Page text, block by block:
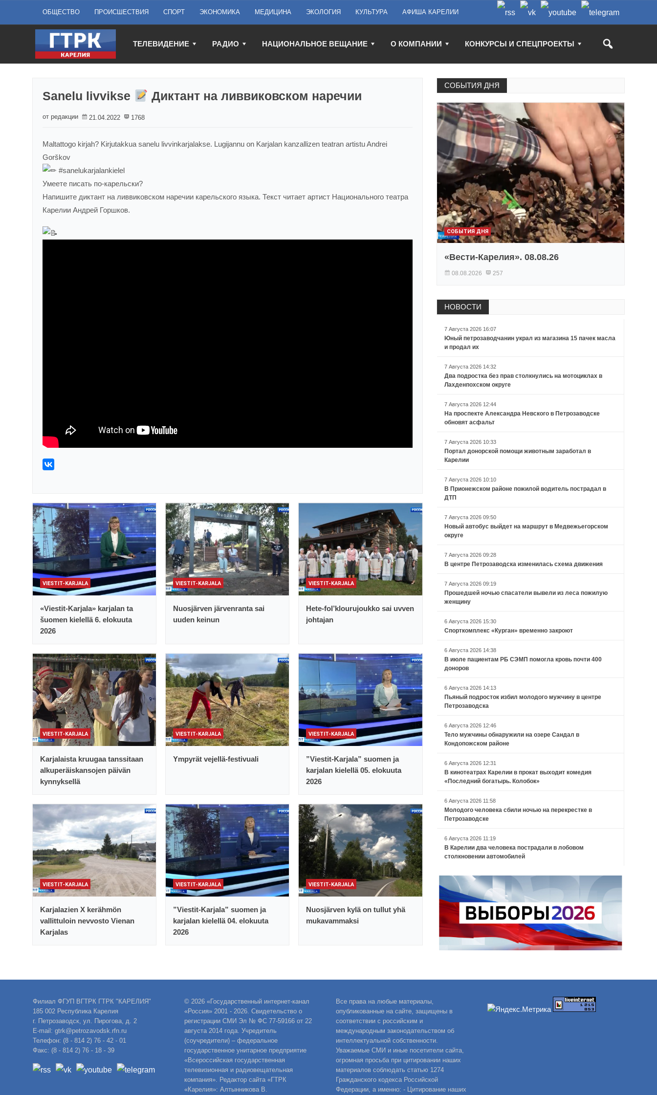
ОБЩЕСТВО ПРОИСШЕСТВИЯ СПОРТ ЭКОНОМИКА МЕДИЦИНА ЭКОЛОГИЯ КУЛЬТУРА АФИША КАРЕЛИИ
ТЕЛЕВИДЕНИЕ РАДИО НАЦИОНАЛЬНОЕ ВЕЩАНИЕ О КОМПАНИИ КОНКУРСЫ И СПЕЦПРОЕКТЫ
Sanelu livvikse Диктант на ливвиковском наречии
от редакции 21.04.2022 1768
Maltattogo kirjah? Kirjutakkua sanelu livvinkarjalakse. Lugijannu on Karjalan kanzallizen teatran artistu Andrei
Gorškov
#sanelukarjalankielel
Умеете писать по-карельски?
Напишите диктант на ливвиковском наречии карельского языка. Текст читает артист Национального театра
Карелии Андрей Горшков.
VIESTIT-KARJALA
«Viestit-Karjala» karjalan ta
šuomen kielellä 6. elokuuta
2026
VIESTIT-KARJALA
Nuosjärven järvenranta sai
uuden keinun
VIESTIT-KARJALA
Hete-fol’klourujoukko sai uvven
johtajan
VIESTIT-KARJALA
Karjalaista kruugaa tanssitaan
alkuperäiskansojen päivän
kynnyksellä
VIESTIT-KARJALA
Ympyrät vejellä-festivuali
VIESTIT-KARJALA
”Viestit-Karjala” suomen ja
karjalan kielellä 05. elokuuta
2026
VIESTIT-KARJALA
Karjalazien X kerähmön
vallittuloin nevvosto Vienan
Karjalas
VIESTIT-KARJALA
”Viestit-Karjala” suomen ja
karjalan kielellä 04. elokuuta
2026
VIESTIT-KARJALA
Nuosjärven kylä on tullut yhä
mukavammaksi
СОБЫТИЯ ДНЯ
СОБЫТИЯ ДНЯ
«Вести-Карелия». 08.08.26
08.08.2026 257
НОВОСТИ
7 Августа 2026 16:07
Юный петрозаводчанин украл из магазина 15 пачек масла
и продал их
7 Августа 2026 14:32
Два подростка без прав столкнулись на мотоциклах в
Лахденпохском округе
7 Августа 2026 12:44
На проспекте Александра Невского в Петрозаводске
обновят асфальт
7 Августа 2026 10:33
Портал донорской помощи животным заработал в
Карелии
7 Августа 2026 10:10
В Прионежском районе пожилой водитель пострадал в
ДТП
7 Августа 2026 09:50
Новый автобус выйдет на маршрут в Медвежьегорском
округе
7 Августа 2026 09:28
В центре Петрозаводска изменилась схема движения
7 Августа 2026 09:19
Прошедшей ночью спасатели вывели из леса пожилую
женщину
6 Августа 2026 15:30
Спорткомплекс «Курган» временно закроют
6 Августа 2026 14:38
В июле пациентам РБ СЭМП помогла кровь почти 400
доноров
6 Августа 2026 14:13
Пьяный подросток избил молодого мужчину в центре
Петрозаводска
6 Августа 2026 12:46
Тело мужчины обнаружили на озере Сандал в
Кондопожском районе
6 Августа 2026 12:31
В кинотеатрах Карелии в прокат выходит комедия
«Последний богатырь. Колобок»
6 Августа 2026 11:58
Молодого человека сбили ночью на перекрестке в
Петрозаводске
6 Августа 2026 11:19
В Карелии два человека пострадали в лобовом
столкновении автомобилей
Филиал ФГУП ВГТРК ГТРК "КАРЕЛИЯ"
185 002 Республика Карелия
г. Петрозаводск, ул. Пирогова, д. 2
E-mail: gtrk@petrozavodsk.rfn.ru
Телефон: (8 - 814 2) 76 - 42 - 01
Факс: (8 - 814 2) 76 - 18 - 39
© 2026 «Государственный интернет-канал
«Россия» 2001 - 2026. Свидетельство о
регистрации СМИ Эл № ФС 77-59166 от 22
августа 2014 года. Учредитель
(соучредители) – федеральное
государственное унитарное предприятие
«Всероссийская государственная
телевизионная и радиовещательная
компания». Редактор сайта «ГТРК
«Карелия»: Алтынникова В.
Все права на любые материалы,
опубликованные на сайте, защищены в
соответствии с российским и
международным законодательством об
интеллектуальной собственности.
Уважаемые СМИ и иные посетители сайта,
огромная просьба при цитировании наших
материалов соблюдать статью 1274
Гражданского кодекса Российской
Федерации, а именно: - Цитирование наших